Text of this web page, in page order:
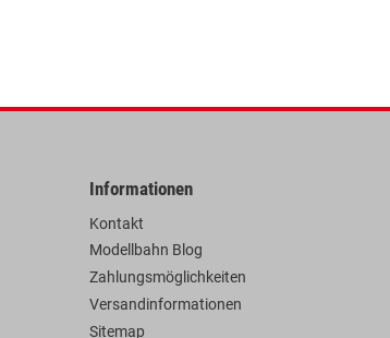
Informationen
Kontakt
Modellbahn Blog
Zahlungsmöglichkeiten
Versandinformationen
Sitemap